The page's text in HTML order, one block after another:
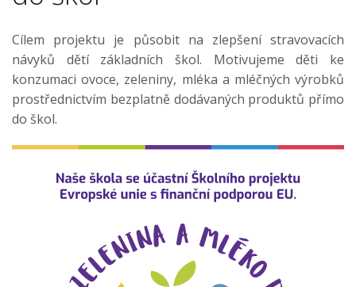
Cílem projektu je působit na zlepšení stravovacích
návyků dětí základních škol. Motivujeme děti ke
konzumaci ovoce, zeleniny, mléka a mléčných výrobků
prostřednictvím bezplatně dodávaných produktů přímo
do škol.